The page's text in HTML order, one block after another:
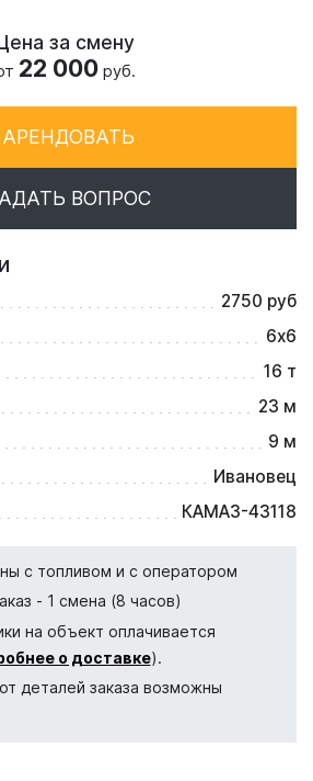
за смену
22 000 руб.
АРЕНДОВАТЬ
ВОПРОС
2750 руб
6х6
16 т
23 м
9 м
Ивановец
КАМАЗ-43118
с топливом и с оператором
- 1 смена (8 часов)
на объект оплачивается
о доставке).
деталей заказа возможны